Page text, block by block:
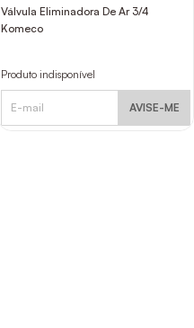
Válvula Eliminadora De Ar 3/4
Komeco
Produto indisponível
AVISE-ME